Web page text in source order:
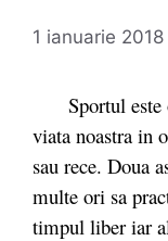
1 ianuarie 2018
Sportul este
viata noastra in
sau rece. Doua
multe ori sa
timpul liber iar